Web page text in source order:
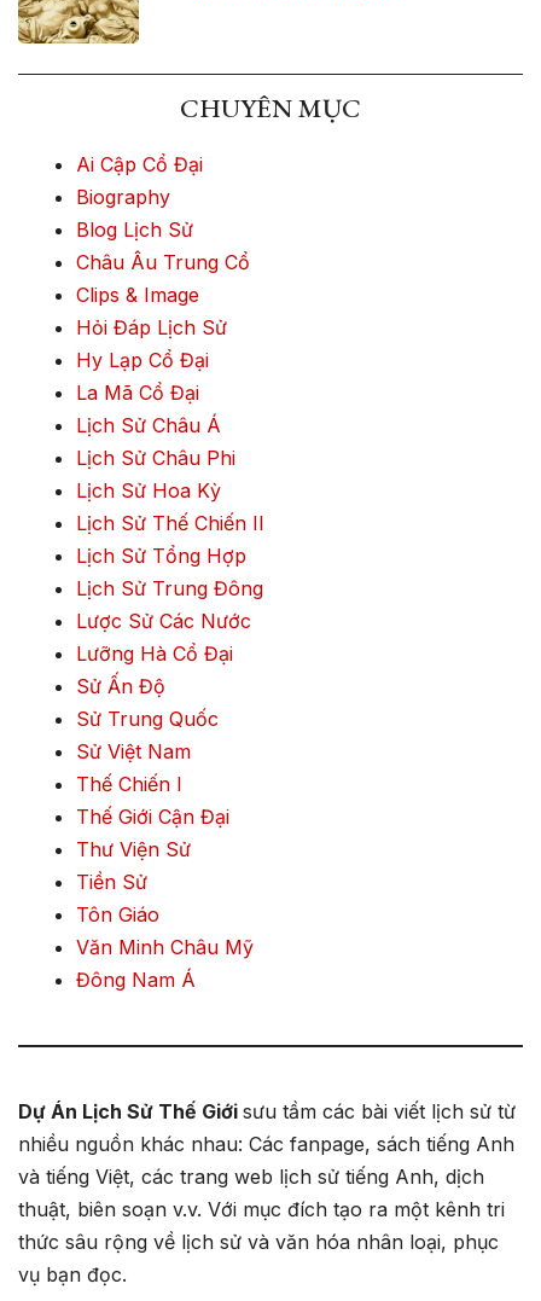
CHUYÊN MỤC
Ai Cập Cổ Đại
Biography
Blog Lịch Sử
Châu Âu Trung Cổ
Clips & Image
Hỏi Đáp Lịch Sử
Hy Lạp Cổ Đại
La Mã Cổ Đại
Lịch Sử Châu Á
Lịch Sử Châu Phi
Lịch Sử Hoa Kỳ
Lịch Sử Thế Chiến II
Lịch Sử Tổng Hợp
Lịch Sử Trung Đông
Lược Sử Các Nước
Lưỡng Hà Cổ Đại
Sử Ấn Độ
Sử Trung Quốc
Sử Việt Nam
Thế Chiến I
Thế Giới Cận Đại
Thư Viện Sử
Tiền Sử
Tôn Giáo
Văn Minh Châu Mỹ
Đông Nam Á
Dự Án Lịch Sử Thế Giới sưu tầm các bài viết lịch sử từ
nhiều nguồn khác nhau: Các fanpage, sách tiếng Anh
và tiếng Việt, các trang web lịch sử tiếng Anh, dịch
thuật, biên soạn v.v. Với mục đích tạo ra một kênh tri
thức sâu rộng về lịch sử và văn hóa nhân loại, phục
vụ bạn đọc.